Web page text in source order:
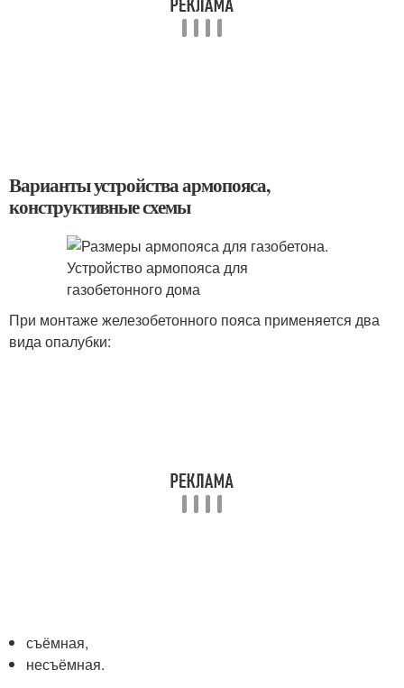
Варианты устройства армопояса,
конструктивные схемы
При монтаже железобетонного пояса применяется два
вида опалубки:
съёмная,
несъёмная.